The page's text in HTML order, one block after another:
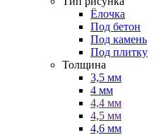
Ёлочка
Под бетон
Под камень
Под плитку
Толщина
3,5 мм
4 мм
4,4 мм
4,5 мм
4,6 мм